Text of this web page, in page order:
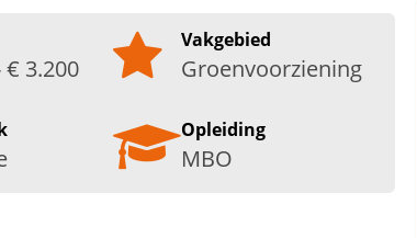
€ 3.200
Vakgebied
Groenvoorziening
Opleiding
MBO